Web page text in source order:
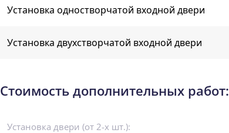
Установка одностворчатой входной двери
Установка двухстворчатой входной двери
Стоимость дополнительных работ:
Установка двери (от 2-х шт.):